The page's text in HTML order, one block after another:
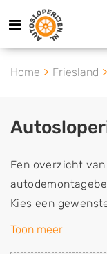
Home Friesland
Een overzicht
Kies een
lijst die
Toon meer